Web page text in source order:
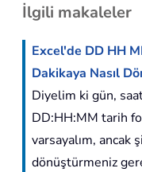
İlgili makaleler
Excel'de DD HH
Dakikaya Nasıl
Diyelim ki gün,
DD:HH:MM tarih
varsayalım, ancak
dönüştürmeniz